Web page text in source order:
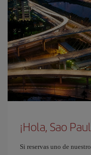
¡Hola, Sao
Si reservas uno de